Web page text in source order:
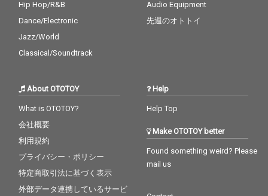
Hip Hop/R&B
Dance/Electronic
Jazz/World
Classical/Soundtrack
Audio Equipment
先週のオトトイ
About OTOTOY
What is OTOTOY?
会社概要
利用規約
プライバシー・ポリシー
特定商取引法に基づく表示
外部データ連携しているサービ
Help
Help Top
Make OTOTOY better
Found something weird? Please
mail us